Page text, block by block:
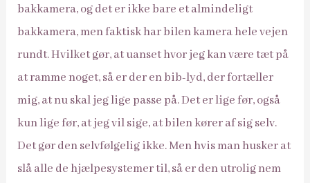
bakkamera, og det er ikke bare et almindeligt
bakkamera, men faktisk har bilen kamera hele vejen
rundt. Hvilket gør, at uanset hvor jeg kan være tæt på
at ramme noget, så er der en bib-lyd, der fortæller
mig, at nu skal jeg lige passe på. Det er lige før, også
kun lige før, at jeg vil sige, at bilen kører af sig selv.
Det gør den selvfølgelig ikke. Men hvis man husker at
slå alle de hjælpesystemer til, så er den utrolig nem